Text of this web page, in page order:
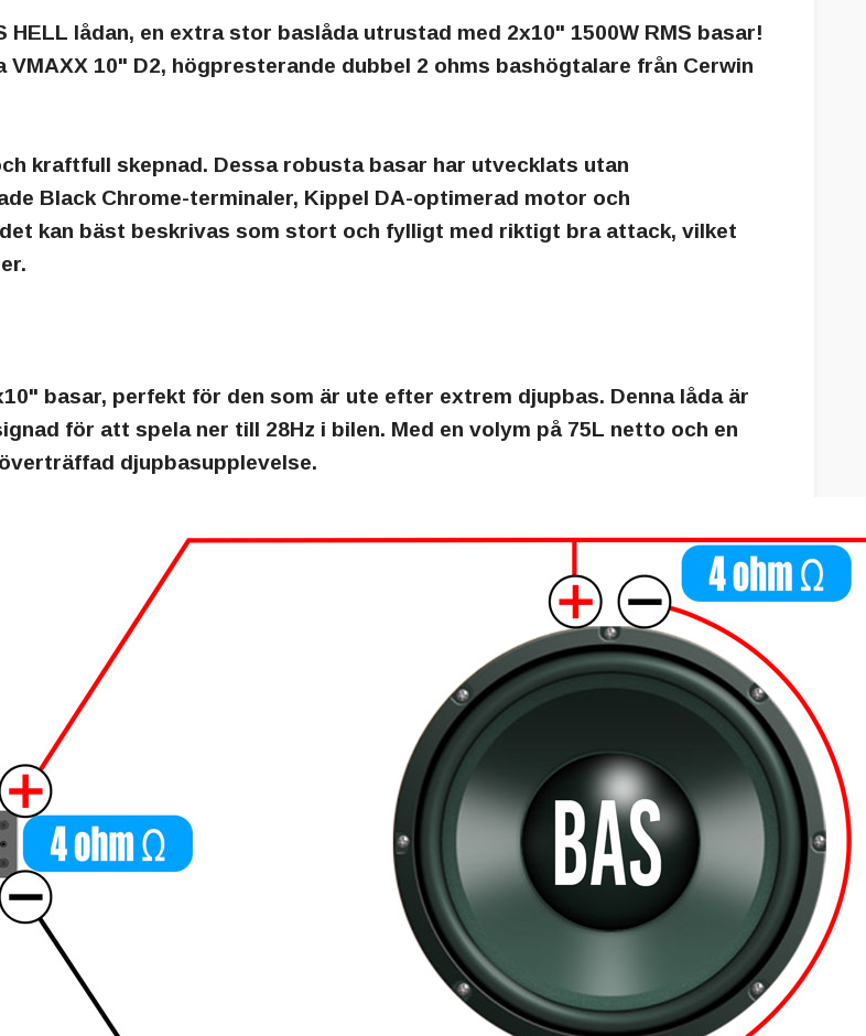
HELL lådan, en extra stor baslåda utrustad med 2x10" 1500W RMS basar!
VMAXX 10" D2, högpresterande dubbel 2 ohms bashögtalare från Cerwin
kraftfull skepnad. Dessa robusta basar har utvecklats utan
Black Chrome-terminaler, Kippel DA-optimerad motor och
kan bäst beskrivas som stort och fylligt med riktigt bra attack, vilket
basar, perfekt för den som är ute efter extrem djupbas. Denna låda är
för att spela ner till 28Hz i bilen. Med en volym på 75L netto och en
djupbasupplevelse.